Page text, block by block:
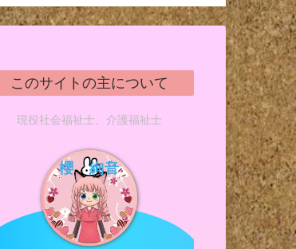
このサイトの主について
現役社会福祉士、介護福祉士
櫻 絢音